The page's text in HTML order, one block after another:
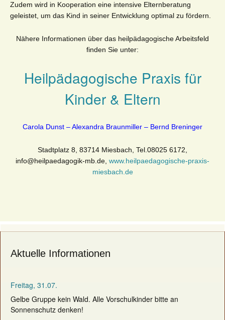
Zudem wird in Kooperation eine intensive Elternberatung
geleistet, um das Kind in seiner Entwicklung optimal zu fördern.
Nähere Informationen über das heilpädagogische Arbeitsfeld
finden Sie unter:
Heilpädagogische Praxis für
Kinder & Eltern
Carola Dunst – Alexandra Braunmiller – Bernd Breninger
Stadtplatz 8, 83714 Miesbach, Tel.08025 6172,
info@heilpaedagogik-mb.de, www.heilpaedagogische-praxis-
miesbach.de
Aktuelle Informationen
Freitag, 31.07.
Gelbe Gruppe kein Wald. Alle Vorschulkinder bitte an
Sonnenschutz denken!